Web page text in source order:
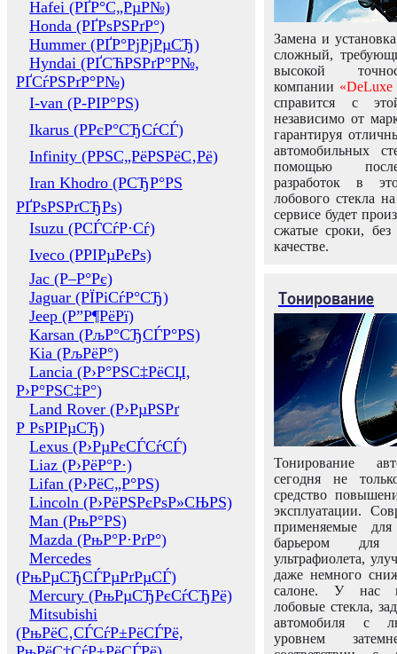
Hafei (РҐР°С„РµР№)
Honda (РҐРѕРЅРґР°)
Hummer (РҐР°РјРјРµСЂ)
Hyndai (РҐСЋРЅРґР°Р№,
РҐСѓРЅРґР°Р№)
I-van (Р-РІР°РЅ)
Ikarus (РРєР°СЂСѓСЃ)
Infinity (РРЅС„РёРЅРёС‚Рё)
Iran Khodro (РСЂР°РЅ
РҐРѕРЅРґСЂРѕ)
Isuzu (РСЃСѓР·Сѓ)
Iveco (РРІРµРєРѕ)
Jac (Р–Р°Рє)
Jaguar (РЇРіСѓР°СЂ)
Jeep (Р”Р¶РёРї)
Karsan (РљР°СЂСЃР°РЅ)
Kia (РљРёР°)
Lancia (Р›Р°РЅС‡РёСЏ,
Р›Р°РЅС‡Р°)
Land Rover (Р›РµРЅРґ
Р РѕРІРµСЂ)
Lexus (Р›РµРєСЃСѓСЃ)
Liaz (Р›РёР°Р·)
Lifan (Р›РёС„Р°РЅ)
Lincoln (Р›РёРЅРєРѕР»СЊРЅ)
Man (РњР°РЅ)
Mazda (РњР°Р·РґР°)
Mercedes
(РњРµСЂСЃРµРґРµСЃ)
Mercury (РњРµСЂРєСѓСЂРё)
Mitsubishi
(РњРёС‚СЃСѓР±РёСЃРё,
Замена и
сложный,
высокой
компании «DeLuxe
справится с
независимо от
гарантируя
автомобильных
помощью
разработок в
лобового стекла
сервисе будет
сжатые сроки,
качестве.
Тонирование
Тонирование
сегодня не
средство
эксплуатации.
применяемые
барьером для
ультрафиолета,
даже немного
салоне. У нас
лобовые стекла,
автомобиля с
уровнем